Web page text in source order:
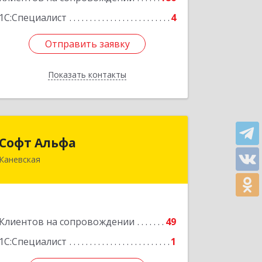
1С:Специалист
4
Отправить заявку
Показать контакты
Отправить заявку
Назад
Софт Альфа
Каневская
Клиентов на сопровождении
49
1С:Специалист
1
Подробнее